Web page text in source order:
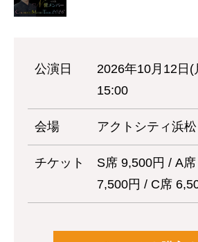
公演日
2026年10月12日(
15:00
会場 アクトシティ浜
チケット
S席 9,500円 / A
7,500円 / C席